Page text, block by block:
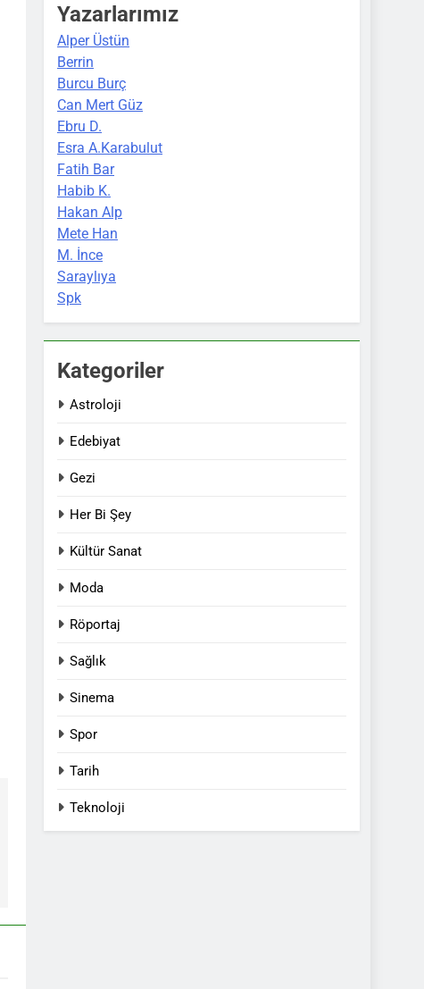
Yazarlarımız
Alper Üstün
Berrin
Burcu Burç
Can Mert Güz
Ebru D.
Esra A.Karabulut
Fatih Bar
Habib K.
Hakan Alp
Mete Han
M. İnce
Saraylıya
Spk
Kategoriler
Astroloji
Edebiyat
Gezi
Her Bi Şey
Kültür Sanat
Moda
Röportaj
Sağlık
Sinema
Spor
Tarih
Teknoloji